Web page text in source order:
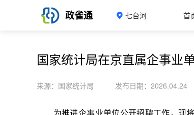
政雀通 七台河 首
国家统计局在京直属企事业
来源：国家统计局 发布日期：2026.04.24